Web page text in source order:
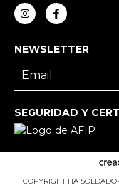
NEWSLETTER
SEGURIDAD Y
COPYRIGHT HA